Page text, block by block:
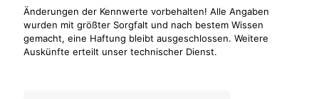
Änderungen der Kennwerte vorbehalten! Alle Angaben
wurden mit größter Sorgfalt und nach bestem Wissen
gemacht, eine Haftung bleibt ausgeschlossen. Weitere
Auskünfte erteilt unser technischer Dienst.